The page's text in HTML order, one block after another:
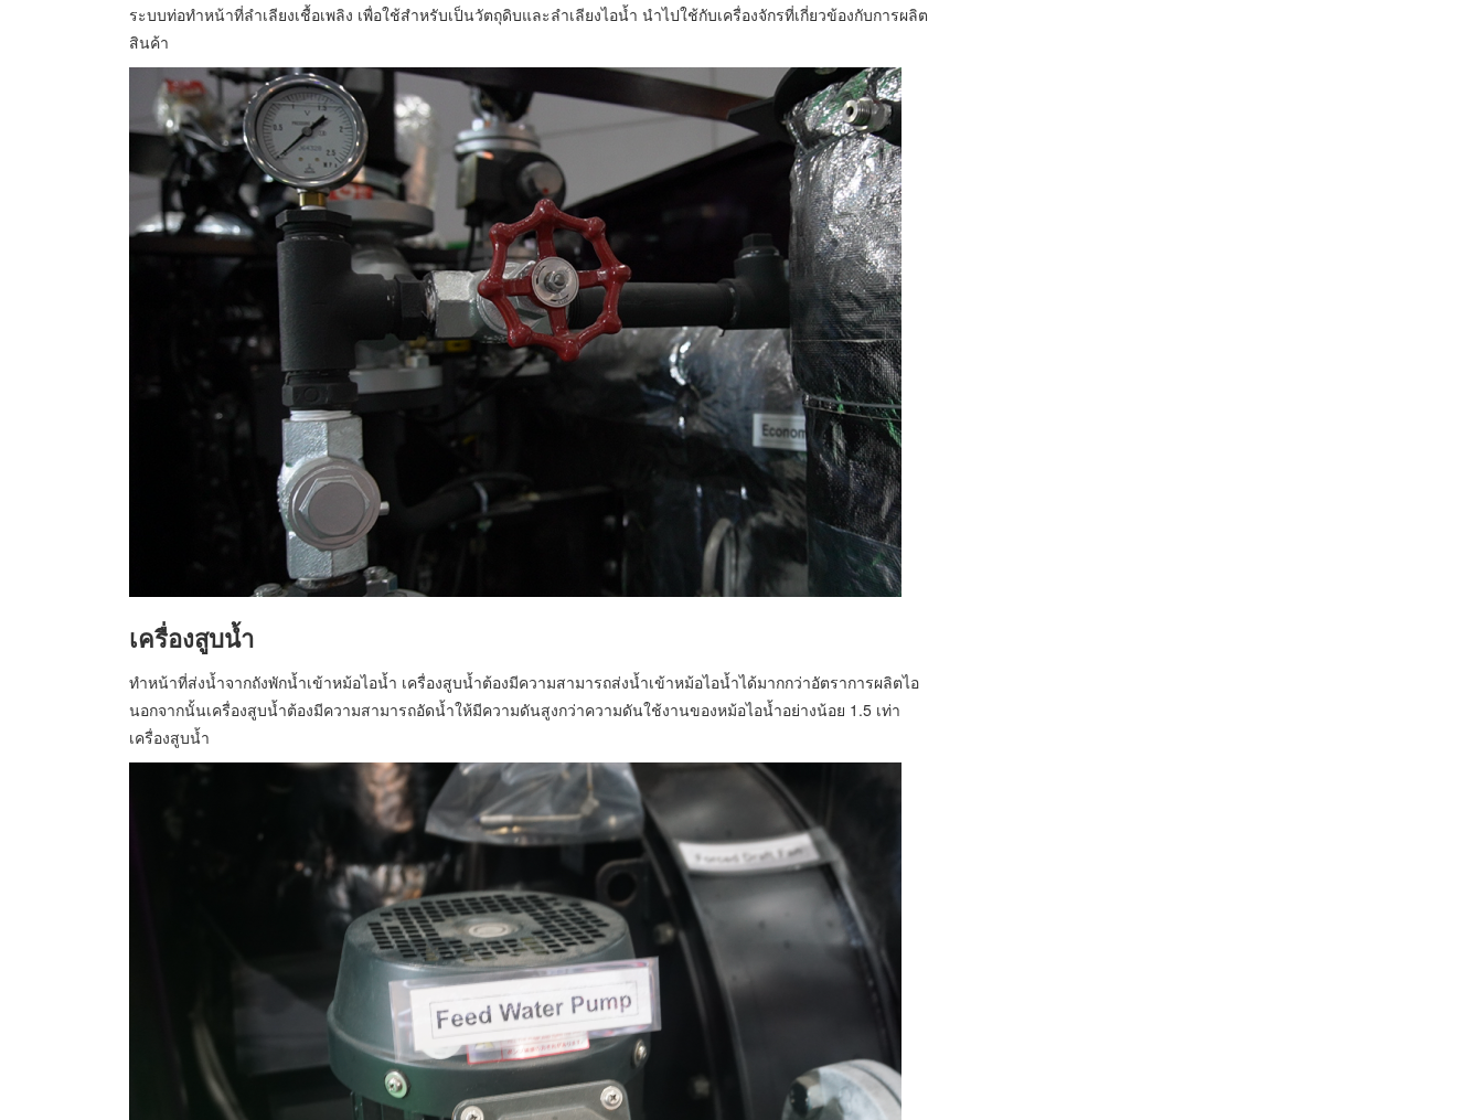
ระบบท่อทำหน้าที่ลำเลียงเชื้อเพลิง เพื่อใช้สำหรับเป็นวัตถุดิบและลำเลียงไอน้ำ นำไปใช้กับเครื่องจักรที่เกี่ยวข้องกับการผลิต
สินค้า
เครื่องสูบน้ำ
ทำหน้าที่ส่งน้ำจากถังพักน้ำเข้าหม้อไอน้ำ เครื่องสูบน้ำต้องมีความสามารถส่งน้ำเข้าหม้อไอน้ำได้มากกว่าอัตราการผลิตไอ
นอกจากนั้นเครื่องสูบน้ำต้องมีความสามารถอัดน้ำให้มีความดันสูงกว่าความดันใช้งานของหม้อไอน้ำอย่างน้อย 1.5 เท่า
เครื่องสูบน้ำ